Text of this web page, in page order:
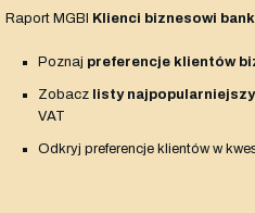
Raport MGBI Klienci biznesowi
Poznaj preferencje klientów
Zobacz listy
VAT
Odkryj preferencje klientów w